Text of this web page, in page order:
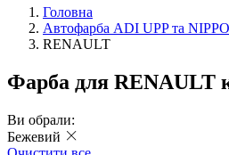
Головна
Автофарба ADI UPP та
RENAULT
Фарба для RENAULT
Ви обрали:
Бежевий